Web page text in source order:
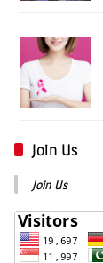
Join Us
Join Us